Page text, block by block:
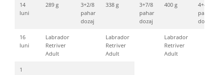
14
luni
289 g
3+2/8
pahar
dozaj
338 g
3+7/8
pahar
dozaj
400 g
4+4/8
pahar
dozaj
16
luni
Labrador
Retriver
Adult
Labrador
Retriver
Adult
Labrador
Retriver
Adult
1